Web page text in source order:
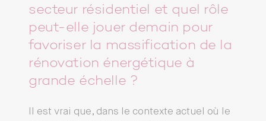
secteur résidentiel et quel rôle
peut-elle jouer demain pour
favoriser la massification de la
rénovation énergétique à
grande échelle ?
Il est vrai que, dans le contexte actuel où le